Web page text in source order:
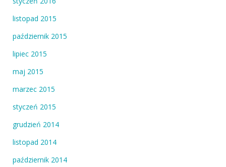
listopad 2015
październik 2015
lipiec 2015
maj 2015
marzec 2015
styczeń 2015
grudzień 2014
listopad 2014
październik 2014